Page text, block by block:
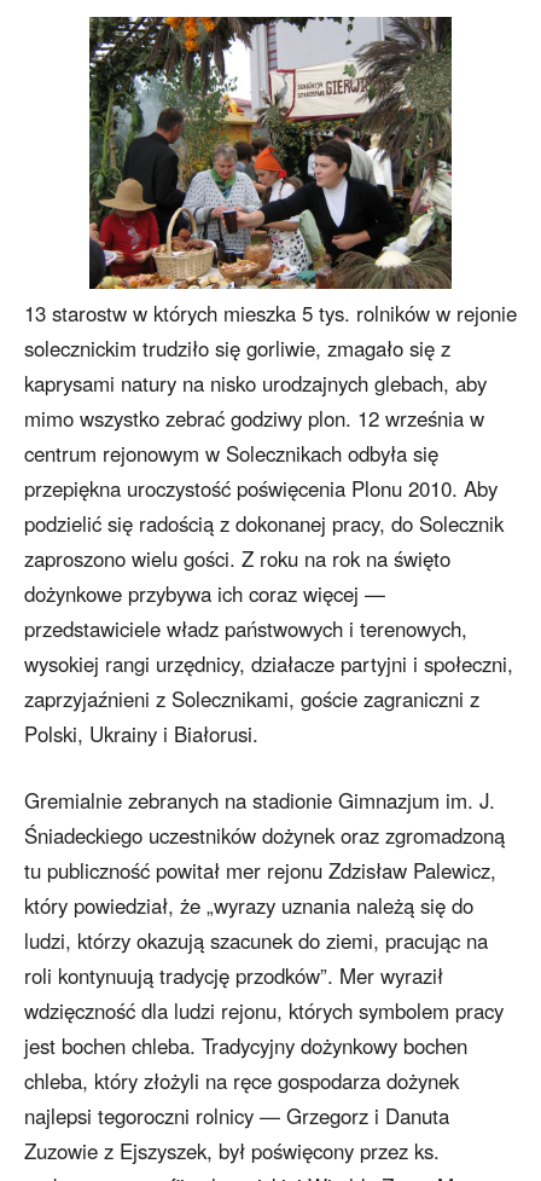
13 starostw w których mieszka 5 tys. rolników w rejonie
solecznickim trudziło się gorliwie, zmagało się z
kaprysami natury na nisko urodzajnych glebach, aby
mimo wszystko zebrać godziwy plon. 12 września w
centrum rejonowym w Solecznikach odbyła się
przepiękna uroczystość poświęcenia Plonu 2010. Aby
podzielić się radością z dokonanej pracy, do Solecznik
zaproszono wielu gości. Z roku na rok na święto
dożynkowe przybywa ich coraz więcej —
przedstawiciele władz państwowych i terenowych,
wysokiej rangi urzędnicy, działacze partyjni i społeczni,
zaprzyjaźnieni z Solecznikami, goście zagraniczni z
Polski, Ukrainy i Białorusi.
Gremialnie zebranych na stadionie Gimnazjum im. J.
Śniadeckiego uczestników dożynek oraz zgromadzoną
tu publiczność powitał mer rejonu Zdzisław Palewicz,
który powiedział, że „wyrazy uznania należą się do
ludzi, którzy okazują szacunek do ziemi, pracując na
roli kontynuują tradycję przodków”. Mer wyraził
wdzięczność dla ludzi rejonu, których symbolem pracy
jest bochen chleba. Tradycyjny dożynkowy bochen
chleba, który złożyli na ręce gospodarza dożynek
najlepsi tegoroczni rolnicy — Grzegorz i Danuta
Zuzowie z Ejszyszek, był poświęcony przez ks.